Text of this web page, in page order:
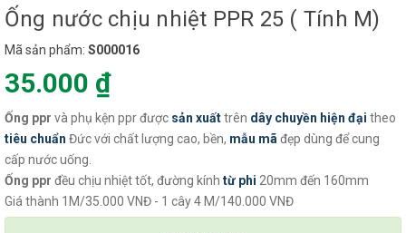
Ống nước chịu nhiệt PPR 25 ( Tính M)
Mã sản phẩm: S000016
35.000 ₫
Ống ppr và phụ kện ppr được sản xuấttrên dây chuyền hiện đại theo
tiêu chuẩn Đức với chất lượng cao, bền, mẫu mã đẹp dùng để cung
cấp nước uống.
Ống ppr đều chịu nhiệt tốt, đường kính từ phi 20mm đến 160mm
Giá thành 1M/35.000 VNĐ - 1 cây 4 M/140.000 VNĐ